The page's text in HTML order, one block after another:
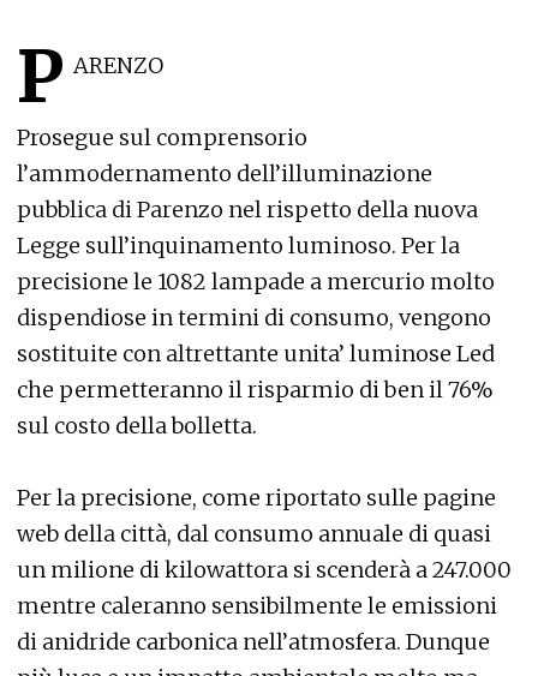
P ARENZO
Prosegue sul comprensorio
l’ammodernamento dell’illuminazione
pubblica di Parenzo nel rispetto della nuova
Legge sull’inquinamento luminoso. Per la
precisione le 1082 lampade a mercurio molto
dispendiose in termini di consumo, vengono
sostituite con altrettante unita’ luminose Led
che permetteranno il risparmio di ben il 76%
sul costo della bolletta.
Per la precisione, come riportato sulle pagine
web della città, dal consumo annuale di quasi
un milione di kilowattora si scenderà a 247.000
mentre caleranno sensibilmente le emissioni
di anidride carbonica nell’atmosfera. Dunque